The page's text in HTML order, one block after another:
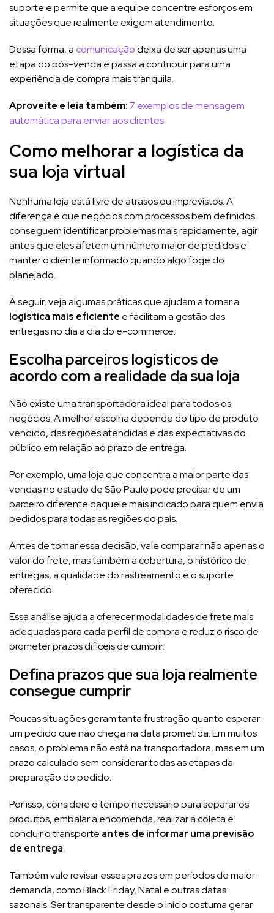
suporte e permite que a equipe concentre esforços em
situações que realmente exigem atendimento.
Dessa forma, a comunicaçãodeixa de ser apenas uma
etapa do pós-venda e passa a contribuir para uma
experiência de compra mais tranquila.
Aproveite e leia também: 7 exemplos de mensagem
automática para enviar aos clientes
Como melhorar a logística da
sua loja virtual
Nenhuma loja está livre de atrasos ou imprevistos. A
diferença é que negócios com processos bem definidos
conseguem identificar problemas mais rapidamente, agir
antes que eles afetem um número maior de pedidos e
manter o cliente informado quando algo foge do
planejado.
A seguir, veja algumas práticas que ajudam a tornar a
logística mais eficiente e facilitam a gestão das
entregas no dia a dia do e-commerce.
Escolha parceiros logísticos de
acordo com a realidade da sua loja
Não existe uma transportadora ideal para todos os
negócios. A melhor escolha depende do tipo de produto
vendido, das regiões atendidas e das expectativas do
público em relação ao prazo de entrega.
Por exemplo, uma loja que concentra a maior parte das
vendas no estado de São Paulo pode precisar de um
parceiro diferente daquele mais indicado para quem envia
pedidos para todas as regiões do país.
Antes de tomar essa decisão, vale comparar não apenas o
valor do frete, mas também a cobertura, o histórico de
entregas, a qualidade do rastreamento e o suporte
oferecido.
Essa análise ajuda a oferecer modalidades de frete mais
adequadas para cada perfil de compra e reduz o risco de
prometer prazos difíceis de cumprir.
Defina prazos que sua loja realmente
consegue cumprir
Poucas situações geram tanta frustração quanto esperar
um pedido que não chega na data prometida. Em muitos
casos, o problema não está na transportadora, mas em um
prazo calculado sem considerar todas as etapas da
preparação do pedido.
Por isso, considere o tempo necessário para separar os
produtos, embalar a encomenda, realizar a coleta e
concluir o transporte antes de informar uma previsão
de entrega.
Também vale revisar esses prazos em períodos de maior
demanda, como Black Friday, Natal e outras datas
sazonais. Ser transparente desde o início costuma gerar